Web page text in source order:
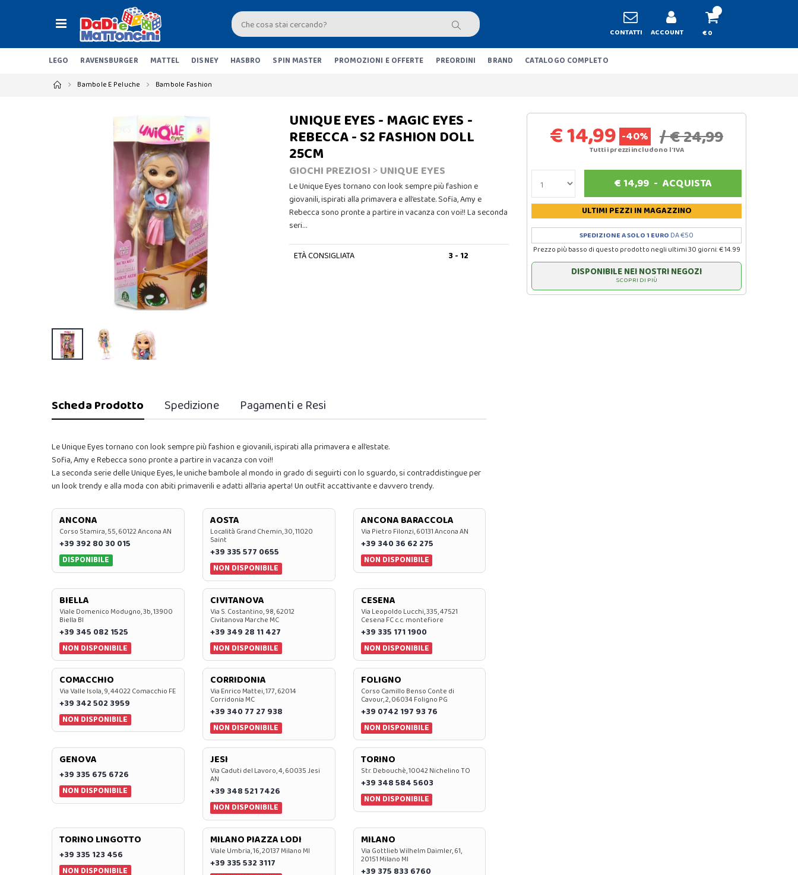
CONTATTI ACCOUNT € 0
LEGO RAVENSBURGER MATTEL DISNEY HASBRO SPIN MASTER PROMOZIONI E OFFERTE PREORDINI BRAND CATALOGO COMPLETO
Bambole E Peluche Bambole Fashion
UNIQUE EYES - MAGIC EYES -
REBECCA - S2 FASHION DOLL
25CM
GIOCHI PREZIOSI> UNIQUE EYES
Le Unique Eyes tornano con look sempre più fashion e
giovanili, ispirati alla primavera e all’estate. Sofia, Amy e
Rebecca sono pronte a partire in vacanza con voi!! La seconda
seri…
ETÀ CONSIGLIATA 3 - 12
€ 14,99 -40% / € 24,99
Tutti i prezzi includono l'IVA
€14,99- ACQUISTA
ULTIMI PEZZIIN MAGAZZINO
SPEDIZIONE A SOLO 1 EURO DA €50
Prezzo più basso di questo prodotto negli ultimi 30 giorni: € 14.99
DISPONIBILE NEI NOSTRI NEGOZI
SCOPRI DI PIÙ
Scheda Prodotto Spedizione Pagamenti e Resi
Le Unique Eyes tornano con look sempre più fashion e giovanili, ispirati alla primavera e all’estate.
Sofia, Amy e Rebecca sono pronte a partire in vacanza con voi!!
La seconda serie delle Unique Eyes, le uniche bambole al mondo in grado di seguirti con lo sguardo, si contraddistingue per
un look trendy e alla moda con abiti primaverili e adatti all’aria aperta! Un outfit accattivante e davvero trendy.
ANCONA
Corso Stamira, 55, 60122 Ancona AN
+39 392 80 30 015
DISPONIBILE
AOSTA
Località Grand Chemin, 30, 11020
Saint
+39 335 577 0655
NON DISPONIBILE
ANCONA BARACCOLA
Via Pietro Filonzi, 60131 Ancona AN
+39 340 36 62 275
NON DISPONIBILE
BIELLA
Viale Domenico Modugno, 3b, 13900
Biella BI
+39 345 082 1525
NON DISPONIBILE
CIVITANOVA
Via S. Costantino, 98, 62012
Civitanova Marche MC
+39 349 28 11 427
NON DISPONIBILE
CESENA
Via Leopoldo Lucchi, 335, 47521
Cesena FC c.c. montefiore
+39 335 171 1900
NON DISPONIBILE
COMACCHIO
Via Valle Isola, 9, 44022 Comacchio FE
+39 342 502 3959
NON DISPONIBILE
CORRIDONIA
Via Enrico Mattei, 177, 62014
Corridonia MC
+39 340 77 27 938
NON DISPONIBILE
FOLIGNO
Corso Camillo Benso Conte di
Cavour, 2, 06034 Foligno PG
+39 0742 197 93 76
NON DISPONIBILE
GENOVA
+39 335 675 6726
NON DISPONIBILE
JESI
Via Caduti del Lavoro, 4, 60035 Jesi
AN
+39 348 521 7426
NON DISPONIBILE
TORINO
Str. Debouchè, 10042 Nichelino TO
+39 348 584 5603
NON DISPONIBILE
TORINO LINGOTTO
+39 335 123 456
NON DISPONIBILE
MILANO PIAZZA LODI
Viale Umbria, 16, 20137 Milano MI
+39 335 532 3117
MILANO
Via Gottlieb Wilhelm Daimler, 61,
20151 Milano MI
+39 375 833 6760